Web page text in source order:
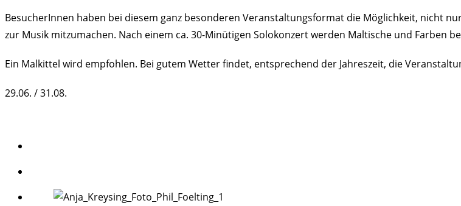
BesucherInnen haben bei diesem ganz besonderen Veranstaltungsformat die Möglichkeit, nicht
zur Musik mitzumachen. Nach einem ca. 30-Minütigen Solokonzert werden Maltische und Farben
Ein Malkittel wird empfohlen. Bei gutem Wetter findet, entsprechend der Jahreszeit, die
29.06. / 31.08.